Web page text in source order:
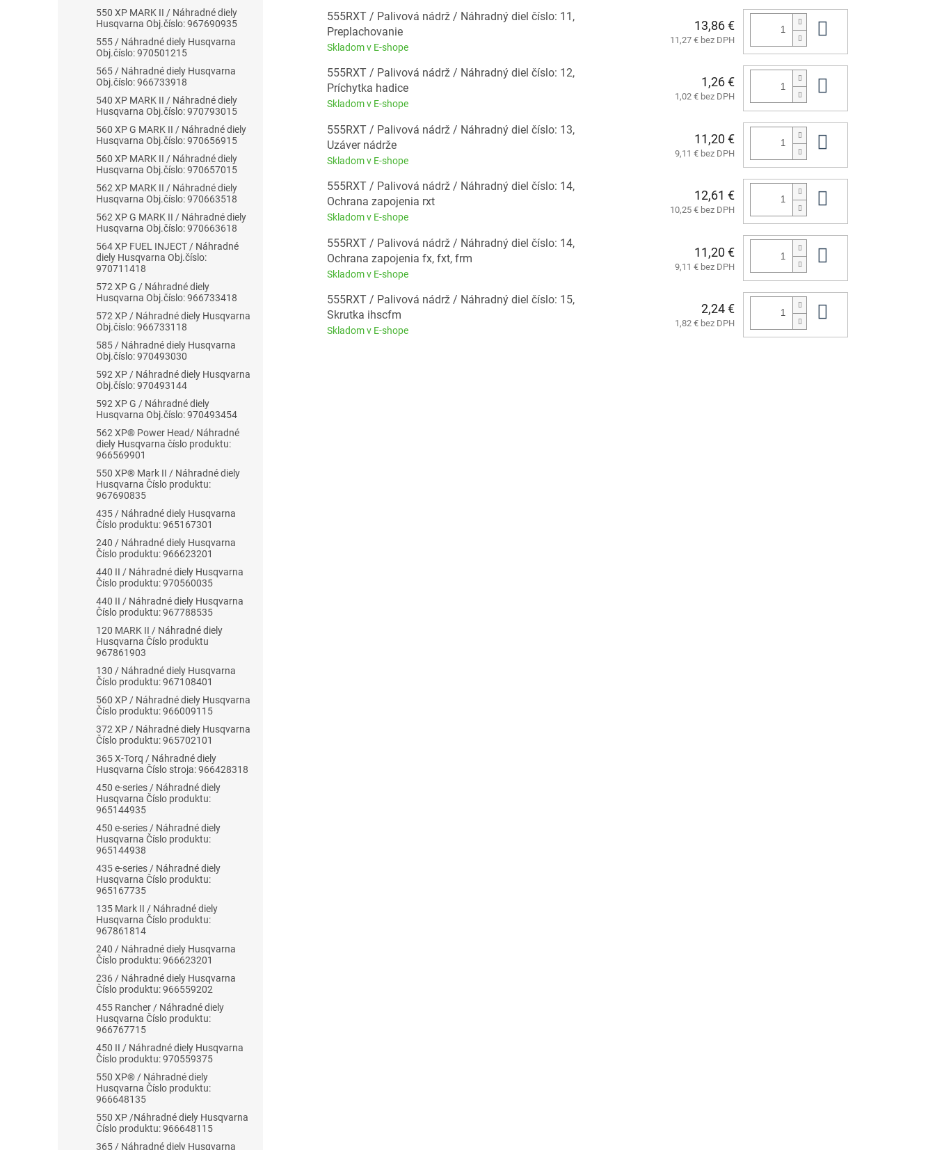
550 XP MARK II / Náhradné diely
Husqvarna Obj.číslo: 967690935
555 / Náhradné diely Husqvarna
Obj.číslo: 970501215
565 / Náhradné diely Husqvarna
Obj.číslo: 966733918
540 XP MARK II / Náhradné diely
Husqvarna Obj.číslo: 970793015
560 XP G MARK II / Náhradné diely
Husqvarna Obj.číslo: 970656915
560 XP MARK II / Náhradné diely
Husqvarna Obj.číslo: 970657015
562 XP MARK II / Náhradné diely
Husqvarna Obj.číslo: 970663518
562 XP G MARK II / Náhradné diely
Husqvarna Obj.číslo: 970663618
564 XP FUEL INJECT / Náhradné
diely Husqvarna Obj.číslo:
970711418
572 XP G / Náhradné diely
Husqvarna Obj.číslo: 966733418
572 XP / Náhradné diely Husqvarna
Obj.číslo: 966733118
585 / Náhradné diely Husqvarna
Obj.číslo: 970493030
592 XP / Náhradné diely Husqvarna
Obj.číslo: 970493144
592 XP G / Náhradné diely
Husqvarna Obj.číslo: 970493454
562 XP® Power Head/ Náhradné
diely Husqvarna číslo produktu:
966569901
550 XP® Mark II / Náhradné diely
Husqvarna Číslo produktu:
967690835
435 / Náhradné diely Husqvarna
Číslo produktu: 965167301
240 / Náhradné diely Husqvarna
Číslo produktu: 966623201
440 II / Náhradné diely Husqvarna
Číslo produktu: 970560035
440 II / Náhradné diely Husqvarna
Číslo produktu: 967788535
120 MARK II / Náhradné diely
Husqvarna Číslo produktu
967861903
130 / Náhradné diely Husqvarna
Číslo produktu: 967108401
560 XP / Náhradné diely Husqvarna
Číslo produktu: 966009115
372 XP / Náhradné diely Husqvarna
Číslo produktu: 965702101
365 X-Torq / Náhradné diely
Husqvarna Číslo stroja: 966428318
450 e-series / Náhradné diely
Husqvarna Číslo produktu:
965144935
450 e-series / Náhradné diely
Husqvarna Číslo produktu:
965144938
435 e-series / Náhradné diely
Husqvarna Číslo produktu:
965167735
135 Mark II / Náhradné diely
Husqvarna Číslo produktu:
967861814
240 / Náhradné diely Husqvarna
Číslo produktu: 966623201
236 / Náhradné diely Husqvarna
Číslo produktu: 966559202
455 Rancher / Náhradné diely
Husqvarna Číslo produktu:
966767715
450 II / Náhradné diely Husqvarna
Číslo produktu: 970559375
550 XP® / Náhradné diely
Husqvarna Číslo produktu:
966648135
550 XP /Náhradné diely Husqvarna
Číslo produktu: 966648115
365 / Náhradné diely Husqvarna
555RXT / Palivová nádrž / Náhradný diel číslo: 11,
Preplachovanie
Skladom v E-shope
13,86 €
11,27 € bez DPH
555RXT / Palivová nádrž / Náhradný diel číslo: 12,
Príchytka hadice
Skladom v E-shope
1,26 €
1,02 € bez DPH
555RXT / Palivová nádrž / Náhradný diel číslo: 13,
Uzáver nádrže
Skladom v E-shope
11,20 €
9,11 € bez DPH
555RXT / Palivová nádrž / Náhradný diel číslo: 14,
Ochrana zapojenia rxt
Skladom v E-shope
12,61 €
10,25 € bez DPH
555RXT / Palivová nádrž / Náhradný diel číslo: 14,
Ochrana zapojenia fx, fxt, frm
Skladom v E-shope
11,20 €
9,11 € bez DPH
555RXT / Palivová nádrž / Náhradný diel číslo: 15,
Skrutka ihscfm
Skladom v E-shope
2,24 €
1,82 € bez DPH